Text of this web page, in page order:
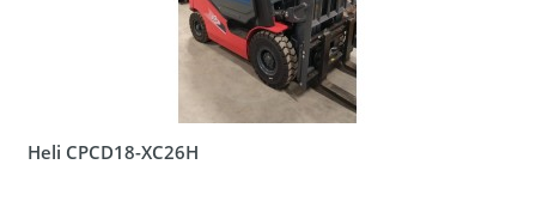
Heli CPCD18-XC26H